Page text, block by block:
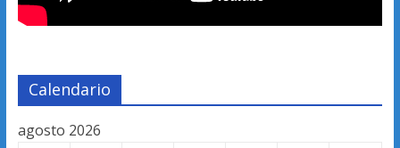
Calendario
agosto 2026